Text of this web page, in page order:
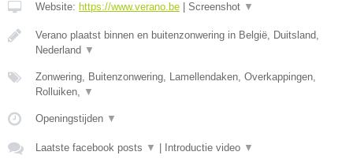
Website: https://www.verano.be Screenshot ▼
Verano plaatst binnen en buitenzonwering in België, Duitsland,
Nederland ▼
Zonwering, Buitenzonwering, Lamellendaken, Overkappingen,
Rolluiken, ▼
Openingstijden ▼
Laatste facebook posts ▼ Introductie video ▼